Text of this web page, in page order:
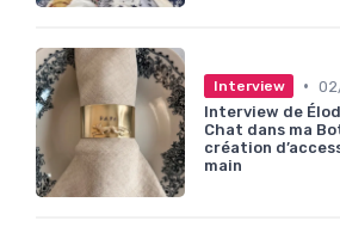
Interview •
Interview de
Chat dans ma
création
main